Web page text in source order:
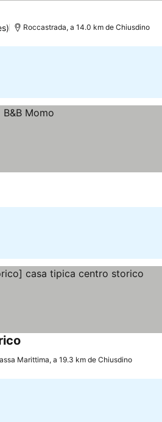
Roccastrada, a 14.0 km de Chiusdino
Marittima, a 19.3 km de Chiusdino